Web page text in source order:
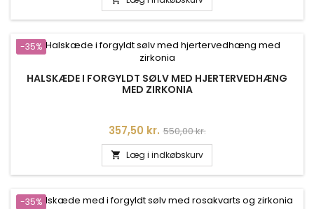
-35%
HALSKÆDE I FORGYLDT SØLV MED HJERTERVEDHÆNG
MED ZIRKONIA
Pris
357,50 kr. Normalpris
550,00 kr.
 Læg i indkøbskurv
-35%